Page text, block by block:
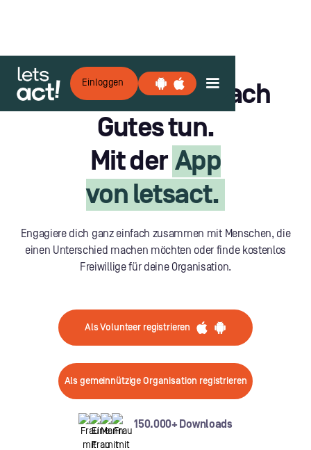
Einloggen
Gemeinsam einfach
Gutes tun.
Mit der App
von letsact.
Engagiere dich ganz einfach zusammen mit Menschen, die
einen Unterschied machen möchten oder finde kostenlos
Freiwillige für deine Organisation.
Als Volunteer registrieren
Als gemeinnützige Organisation registrieren
150.000+ Downloads